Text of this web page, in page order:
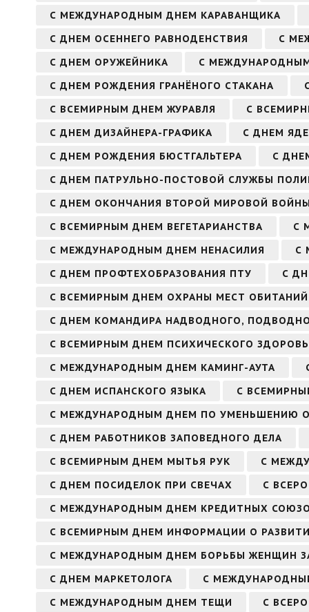
С МЕЖДУНАРОДНЫМ ДНЕМ КАРАВАНЩИКА
С ДНЕМ ОСЕННЕГО РАВНОДЕНСТВИЯ
С
С ДНЕМ ОРУЖЕЙНИКА
С
С ДНЕМ РОЖДЕНИЯ ГРАНЁНОГО СТАКАНА
С ВСЕМИРНЫМ ДНЕМ ЖУРАВЛЯ
С
С ДНЕМ ДИЗАЙНЕРА-ГРАФИКА
С ДНЕМ
С ДНЕМ РОЖДЕНИЯ БЮСТГАЛЬТЕРА
С
С ДНЕМ ПАТРУЛЬНО-ПОСТОВОЙ СЛУЖБЫ
С ДНЕМ ОКОНЧАНИЯ ВТОРОЙ МИРОВОЙ
С ВСЕМИРНЫМ ДНЕМ ВЕГЕТАРИАНСТВА
С
С МЕЖДУНАРОДНЫМ ДНЕМ НЕНАСИЛИЯ
С
С ДНЕМ ПРОФТЕХОБРАЗОВАНИЯ ПТУ
С
С ВСЕМИРНЫМ ДНЕМ ОХРАНЫ МЕСТ ОБИТАНИЙ
С ДНЕМ КОМАНДИРА НАДВОДНОГО,
С ВСЕМИРНЫМ ДНЕМ ПСИХИЧЕСКОГО
С МЕЖДУНАРОДНЫМ ДНЕМ КАМИНГ-АУТА
С ДНЕМ ИСПАНСКОГО ЯЗЫКА
С
С МЕЖДУНАРОДНЫМ ДНЕМ ПО УМЕНЬШЕНИЮ
С ДНЕМ РАБОТНИКОВ ЗАПОВЕДНОГО ДЕЛА
С ВСЕМИРНЫМ ДНЕМ МЫТЬЯ РУК
С
С ДНЕМ ПОСИДЕЛОК ПРИ СВЕЧАХ
С
С МЕЖДУНАРОДНЫМ ДНЕМ КРЕДИТНЫХ
С ВСЕМИРНЫМ ДНЕМ ИНФОРМАЦИИ О
С МЕЖДУНАРОДНЫМ ДНЕМ БОРЬБЫ ЖЕНЩИН
С ДНЕМ МАРКЕТОЛОГА
С
С МЕЖДУНАРОДНЫМ ДНЕМ ТЕЩИ
С